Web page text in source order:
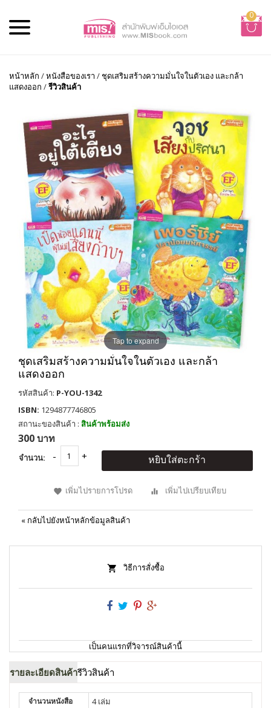
0
หน้าหลัก /หนังสือของเรา /ชุดเสริมสร้างความมั่นใจในตัวเอง และกล้า
แสดงออก /รีวิวสินค้า
Tap to expand
ชุดเสริมสร้างความมั่นใจในตัวเอง และกล้า
แสดงออก
รหัสสินค้า: P-YOU-1342
ISBN: 1294877746805
สถานะของสินค้า : สินค้าพร้อมส่ง
300 บาท
จำนวน: หยิบใส่ตะกร้า
เพิ่มไปรายการโปรด เพิ่มไปเปรียบเทียบ
« กลับไปยังหน้าหลักข้อมูลสินค้า
วิธีการสั่งซื้อ
เป็นคนแรกที่วิจารณ์สินค้านี้
รายละเอียดสินค้ารีวิวสินค้า
จำนวนหนังสือ 4 เล่ม